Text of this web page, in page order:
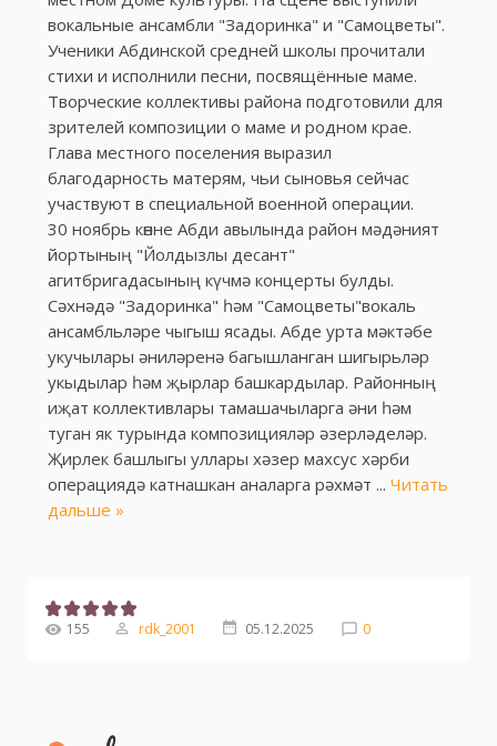
вокальные ансамбли "Задоринка" и "Самоцветы".
Ученики Абдинской средней школы прочитали
стихи и исполнили песни, посвящённые маме.
Творческие коллективы района подготовили для
зрителей композиции о маме и родном крае.
Глава местного поселения выразил
благодарность матерям, чьи сыновья сейчас
участвуют в специальной военной операции.
30 ноябрь көнне Абди авылында район мәдәният
йортының "Йолдызлы десант"
агитбригадасының күчмә концерты булды.
Сәхнәдә "Задоринка" һәм "Самоцветы"вокаль
ансамбльләре чыгыш ясады. Абде урта мәктәбе
укучылары әниләренә багышланган шигырьләр
укыдылар һәм җырлар башкардылар. Районның
иҗат коллективлары тамашачыларга әни һәм
туган як турында композицияләр әзерләделәр.
Җирлек башлыгы уллары хәзер махсус хәрби
операциядә катнашкан аналарга рәхмәт ... Читать
дальше »
155 rdk_2001 05.12.2025 0